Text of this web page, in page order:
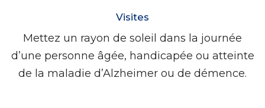
Visites
Mettez un rayon de soleil dans la journée
d’une personne âgée, handicapée ou atteinte
de la maladie d’Alzheimer ou de démence.